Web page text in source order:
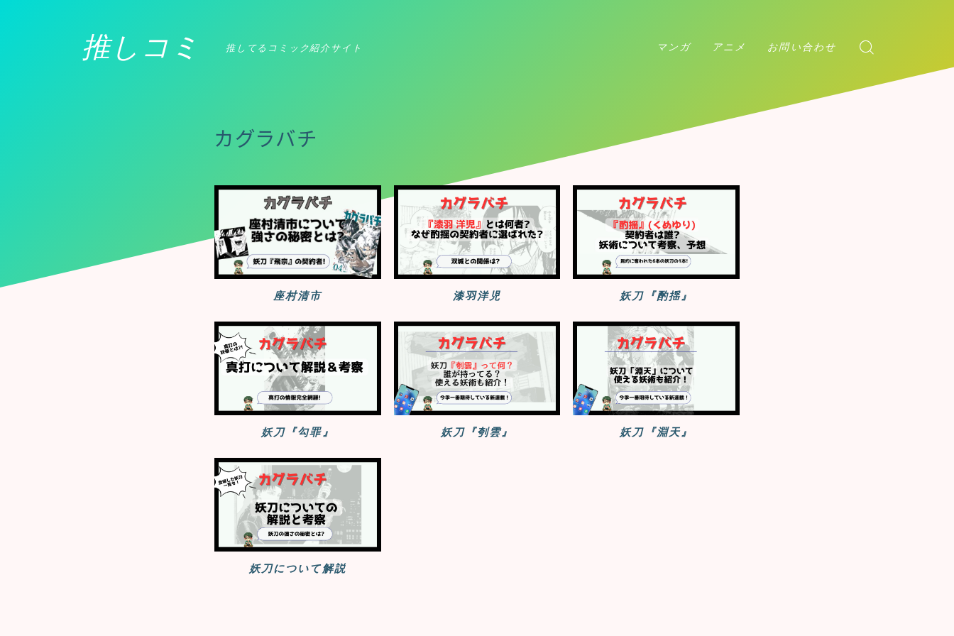
推しコミ 推してるコミック紹介サイト マンガ アニメ
マッシュル
お問い合わせ
カグラバチ
座村清市 漆羽洋児 妖刀『酌揺』
妖刀『勾罪』 妖刀『刳雲』 妖刀『淵天』
妖刀について解説